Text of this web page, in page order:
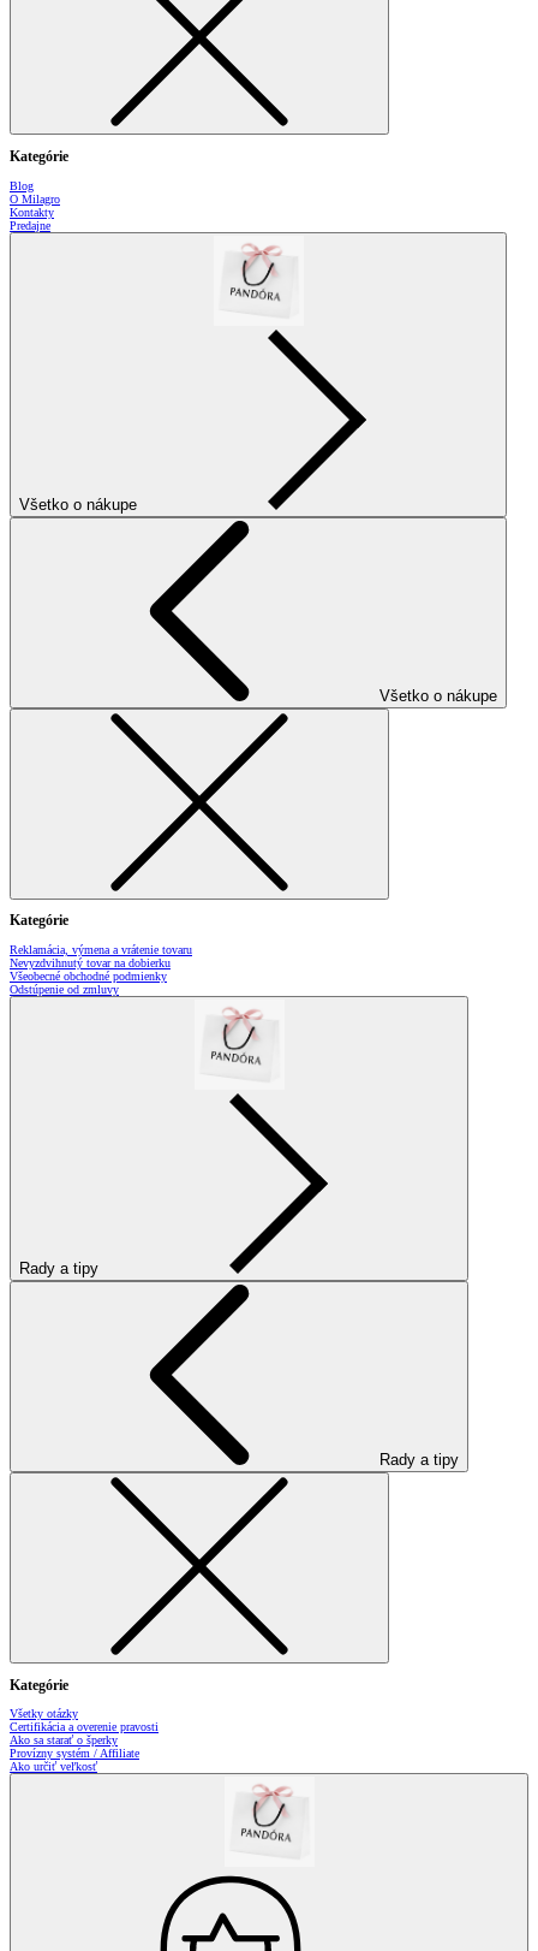
Kategórie
Blog
O Milagro
Kontakty
Predajne
Všetko o nákupe
Všetko o nákupe
Kategórie
Reklamácia, výmena a vrátenie tovaru
Nevyzdvihnutý tovar na dobierku
Všeobecné obchodné podmienky
Odstúpenie od zmluvy
Rady a tipy
Rady a tipy
Kategórie
Všetky otázky
Certifikácia a overenie pravosti
Ako sa starať o šperky
Provízny systém / Affiliate
Ako určiť veľkosť